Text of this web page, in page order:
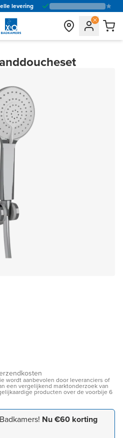
levering
wordt aanbevolen door leveranciers of
een vergelijkend marktonderzoek van
producten over de voorbije 6
Nu €60 korting